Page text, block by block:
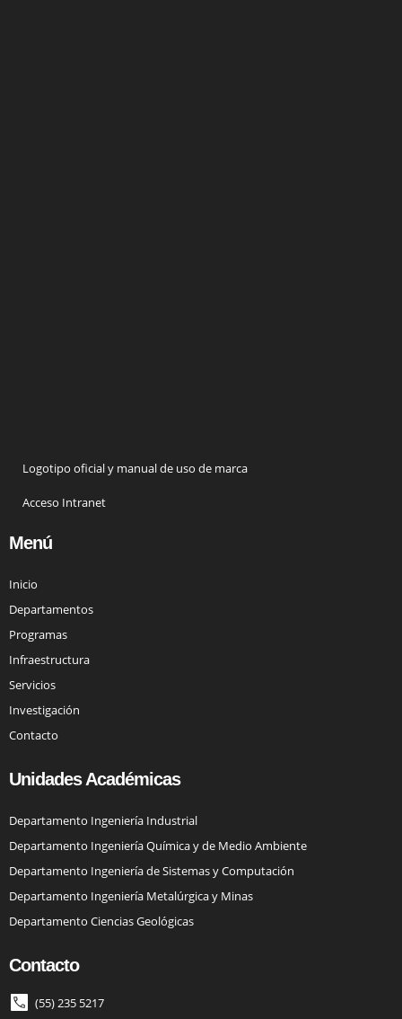
Logotipo oficial y manual de uso de marca
Acceso Intranet
Menú
Inicio
Departamentos
Programas
Infraestructura
Servicios
Investigación
Contacto
Unidades Académicas
Departamento Ingeniería Industrial
Departamento Ingeniería Química y de Medio Ambiente
Departamento Ingeniería de Sistemas y Computación
Departamento Ingeniería Metalúrgica y Minas
Departamento Ciencias Geológicas
Contacto
(55) 235 5217